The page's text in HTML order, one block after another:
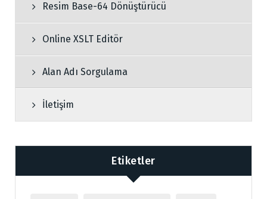
Resim Base-64 Dönüştürücü
Online XSLT Editör
Alan Adı Sorgulama
İletişim
Etiketler